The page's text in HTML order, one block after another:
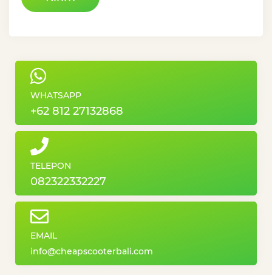
WHATSAPP
+62 812 27132868
TELEPON
082322332227
EMAIL
info@cheapscooterbali.com